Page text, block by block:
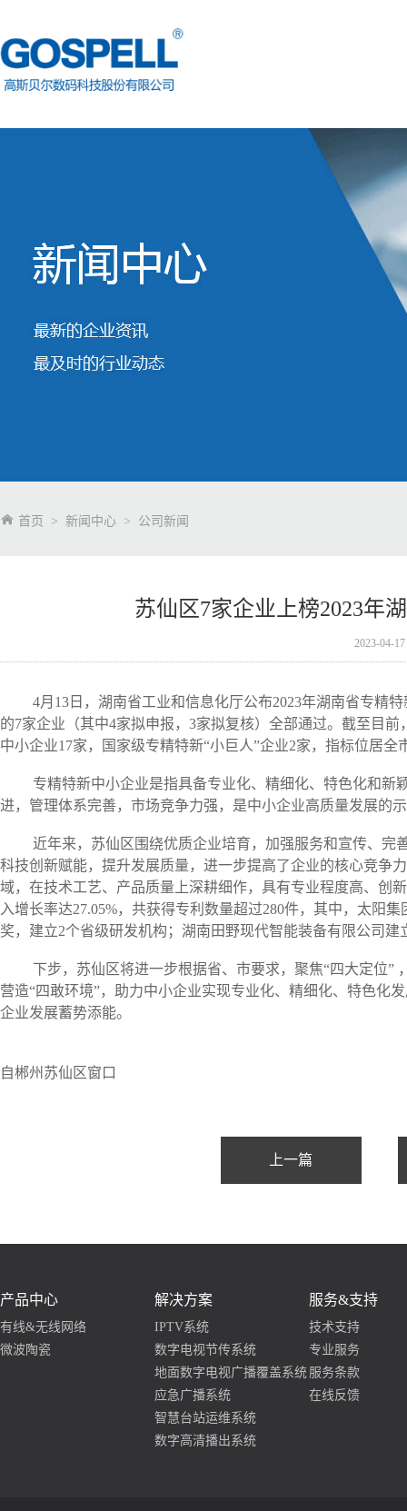
首页 > 新闻中心 > 公司新闻
苏仙区7家企业上榜2023年
2023-04-17
4月13日，湖南省工业和信息化厅公布2023年湖南省专精特
的7家企业（其中4家拟申报，3家拟复核）全部通过。截至目
中小企业17家，国家级专精特新“小巨人”企业2家，指标位居全
专精特新中小企业是指具备专业化、精细化、特色化和新
进，管理体系完善，市场竞争力强，是中小企业高质量发展的
近年来，苏仙区围绕优质企业培育，加强服务和宣传、完
科技创新赋能，提升发展质量，进一步提高了企业的核心竞争
域，在技术工艺、产品质量上深耕细作，具有专业程度高、创
入增长率达27.05%，共获得专利数量超过280件，其中，太阳
奖，建立2个省级研发机构；湖南田野现代智能装备有限公司建
下步，苏仙区将进一步根据省、市要求，聚焦“四大定位”
营造“四敢环境”，助力中小企业实现专业化、精细化、特色化
企业发展蓄势添能。
自郴州苏仙区窗口
产品中心
有线&无线网络
微波陶瓷
解决方案
IPTV系统
数字电视节传系统
地面数字电视广播覆盖系统
应急广播系统
智慧台站运维系统
数字高清播出系统
服务&支持
技术支持
专业服务
服务条款
在线反馈